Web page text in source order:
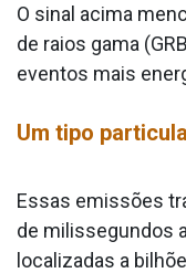
O sinal acima
de raios gama
eventos mais
Um tipo
Essas emissões
de milissegundos
localizadas a